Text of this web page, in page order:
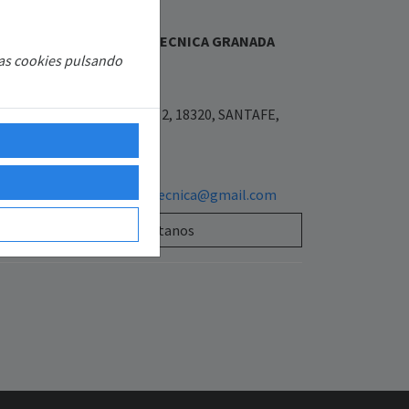
ASISTENCIA TECNICA GRANADA
Placeta las flores 3 bajo 2, 18320, SANTAFE,
654640590
sattecnisolarasistenciatecnica@gmail.com
Contáctanos
cookies pulsando